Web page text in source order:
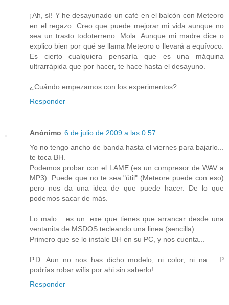
¡Ah, sí! Y he desayunado un café en el balcón con Meteoro
en el regazo. Creo que puede mejorar mi vida aunque no
sea un trasto todoterreno. Mola. Aunque mi madre dice o
explico bien por qué se llama Meteoro o llevará a equívoco.
Es cierto cualquiera pensaría que es una máquina
ultrarrápida que por hacer, te hace hasta el desayuno.
¿Cuándo empezamos con los experimentos?
Responder
Anónimo 6 de julio de 2009 a las 0:57
Yo no tengo ancho de banda hasta el viernes para bajarlo...
te toca BH.
Podemos probar con el LAME (es un compresor de WAV a
MP3). Puede que no te sea "útil" (Meteore puede con eso)
pero nos da una idea de que puede hacer. De lo que
podemos sacar de más.
Lo malo... es un .exe que tienes que arrancar desde una
ventanita de MSDOS tecleando una linea (sencilla).
Primero que se lo instale BH en su PC, y nos cuenta...
P.D: Aun no nos has dicho modelo, ni color, ni na... :P
podrías robar wifis por ahi sin saberlo!
Responder